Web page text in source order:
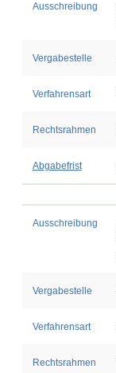
Ausschreibung
Vergabestelle
Verfahrensart
Rechtsrahmen
Abgabefrist
Ausschreibung
Vergabestelle
Verfahrensart
Rechtsrahmen